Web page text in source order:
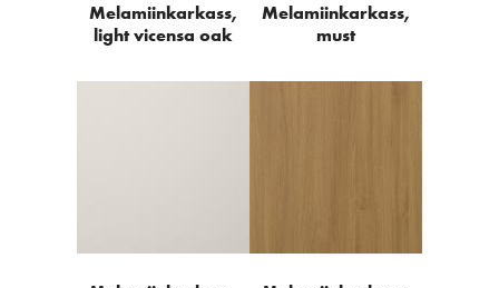
Melamiinkarkass,
light vicensa oak
Melamiinkarkass,
must